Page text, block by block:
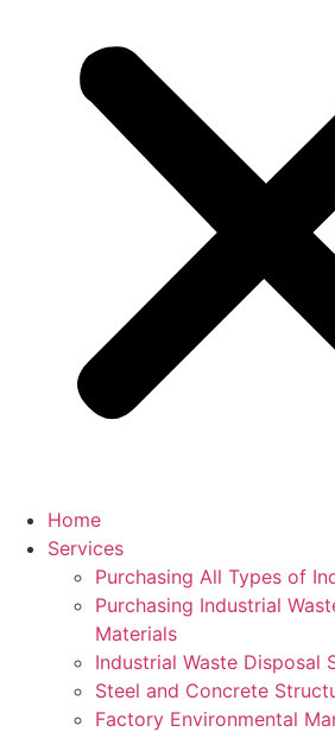
Home
Services
Purchasing All Types of
Purchasing Industrial
Materials
Industrial Waste Disposal
Steel and Concrete
Factory Environmental